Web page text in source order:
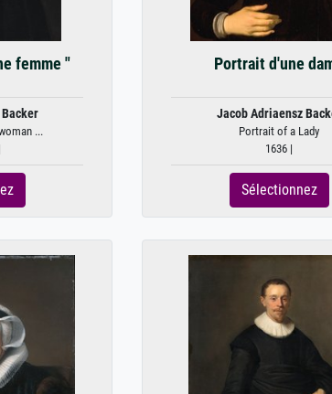
femme "
...
Portrait d'une
Jacob Adriaensz
Portrait of a Lady
1636 |
Sélectionnez